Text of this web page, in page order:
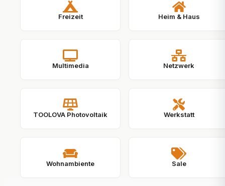
Freizeit Heim & Haus
Multimedia Netzwerk
TOOLOVA Photovoltaik Werkstatt
Wohnambiente Sale